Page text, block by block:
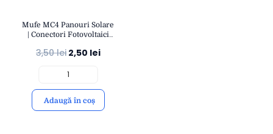
Mufe MC4 Panouri Solare
| Conectori Fotovoltaici
6mm² | OPEN
3,50lei 2,50 lei
Adaugă în coș